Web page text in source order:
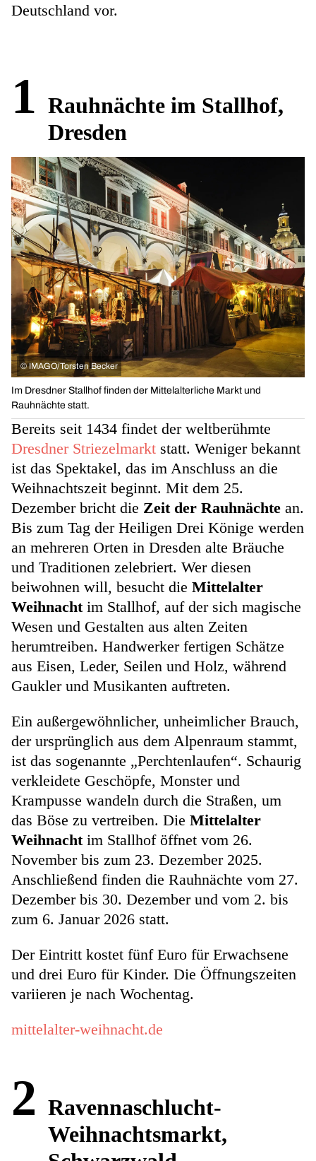
Deutschland vor.
1 Rauhnächte im Stallhof,
Dresden
© IMAGO/Torsten Becker
Im Dresdner Stallhof finden der Mittelalterliche Markt und
Rauhnächte statt.
Bereits seit 1434 findet der weltberühmte
Dresdner Striezelmarkt statt. Weniger bekannt
ist das Spektakel, das im Anschluss an die
Weihnachtszeit beginnt. Mit dem 25.
Dezember bricht die Zeit der Rauhnächte an.
Bis zum Tag der Heiligen Drei Könige werden
an mehreren Orten in Dresden alte Bräuche
und Traditionen zelebriert. Wer diesen
beiwohnen will, besucht die Mittelalter
Weihnachtim Stallhof, auf der sich magische
Wesen und Gestalten aus alten Zeiten
herumtreiben. Handwerker fertigen Schätze
aus Eisen, Leder, Seilen und Holz, während
Gaukler und Musikanten auftreten.
Ein außergewöhnlicher, unheimlicher Brauch,
der ursprünglich aus dem Alpenraum stammt,
ist das sogenannte „Perchtenlaufen“. Schaurig
verkleidete Geschöpfe, Monster und
Krampusse wandeln durch die Straßen, um
das Böse zu vertreiben. Die Mittelalter
Weihnacht im Stallhof öffnet vom 26.
November bis zum 23. Dezember 2025.
Anschließend finden die Rauhnächte vom 27.
Dezember bis 30. Dezember und vom 2. bis
zum 6. Januar 2026 statt.
Der Eintritt kostet fünf Euro für Erwachsene
und drei Euro für Kinder. Die Öffnungszeiten
variieren je nach Wochentag.
mittelalter-weihnacht.de
2 Ravennaschlucht-
Weihnachtsmarkt,